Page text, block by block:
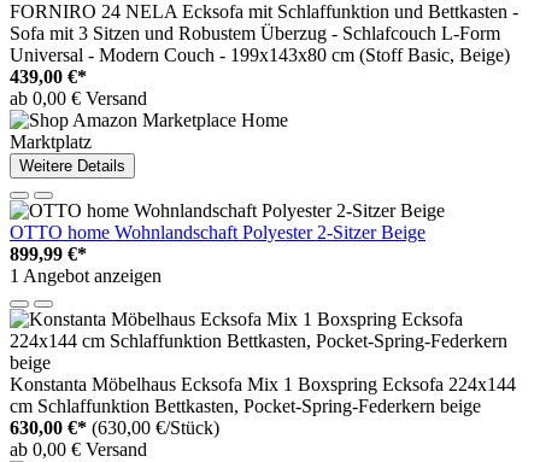
FORNIRO 24 NELA Ecksofa mit Schlaffunktion und Bettkasten -
Sofa mit 3 Sitzen und Robustem Überzug - Schlafcouch L-Form
Universal - Modern Couch - 199x143x80 cm (Stoff Basic, Beige)
439,00 €*
ab 0,00 € Versand
Marktplatz
Weitere Details
OTTO home Wohnlandschaft Polyester 2-Sitzer Beige
899,99 €*
1 Angebot anzeigen
Konstanta Möbelhaus Ecksofa Mix 1 Boxspring Ecksofa 224x144
cm Schlaffunktion Bettkasten, Pocket-Spring-Federkern beige
630,00 €* (630,00 €/Stück)
ab 0,00 € Versand